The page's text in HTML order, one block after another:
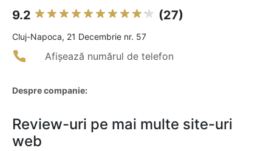
9.2 (27)
Cluj-Napoca, 21 Decembrie nr. 57
Afișează numărul de telefon
Despre companie:
Review-uri pe mai multe site-uri
web